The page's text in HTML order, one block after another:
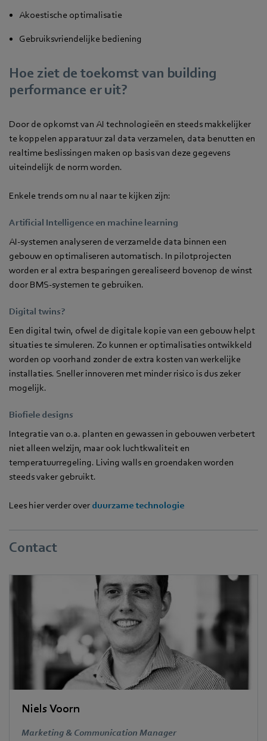
Akoestische optimalisatie
Gebruiksvriendelijke bediening
Hoe ziet de toekomst van building
performance er uit?
Door de opkomst van AI technologieën en steeds makkelijker
te koppelen apparatuur zal data verzamelen, data benutten en
realtime beslissingen maken op basis van deze gegevens
uiteindelijk de norm worden.
Enkele trends om nu al naar te kijken zijn:
Artificial Intelligence en machine learning
AI-systemen analyseren de verzamelde data binnen een
gebouw en optimaliseren automatisch. In pilotprojecten
worden er al extra besparingen gerealiseerd bovenop de winst
door BMS-systemen te gebruiken.
Digital twins?
Een digital twin, ofwel de digitale kopie van een gebouw helpt
situaties te simuleren. Zo kunnen er optimalisaties ontwikkeld
worden op voorhand zonder de extra kosten van werkelijke
installaties. Sneller innoveren met minder risico is dus zeker
mogelijk.
Biofiele designs
Integratie van o.a. planten en gewassen in gebouwen verbetert
niet alleen welzijn, maar ook luchtkwaliteit en
temperatuurregeling. Living walls en groendaken worden
steeds vaker gebruikt.
Lees hier verder over duurzame technologie
Contact
Niels Voorn
Marketing & Communication Manager